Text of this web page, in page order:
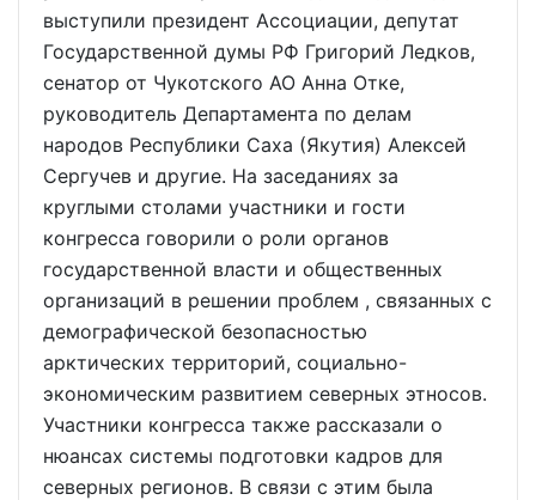
выступили президент Ассоциации, депутат
Государственной думы РФ Григорий Ледков,
сенатор от Чукотского АО Анна Отке,
руководитель Департамента по делам
народов Республики Саха (Якутия) Алексей
Сергучев и другие. На заседаниях за
круглыми столами участники и гости
конгресса говорили о роли органов
государственной власти и общественных
организаций в решении проблем , связанных с
демографической безопасностью
арктических территорий, социально-
экономическим развитием северных этносов.
Участники конгресса также рассказали о
нюансах системы подготовки кадров для
северных регионов. В связи с этим была